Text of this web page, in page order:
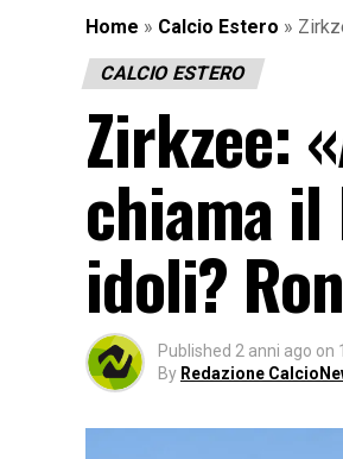
Home » Calcio Estero »
CALCIO ESTERO
Zirkzee:
chiama il
idoli?
Published 2 anni ago on
By Redazione